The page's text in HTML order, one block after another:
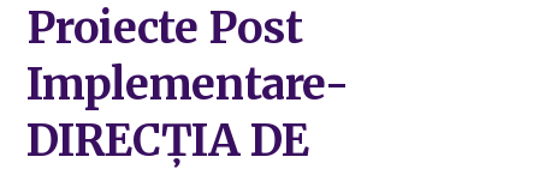
Proiecte Post
Implementare-
DIRECȚIA DE